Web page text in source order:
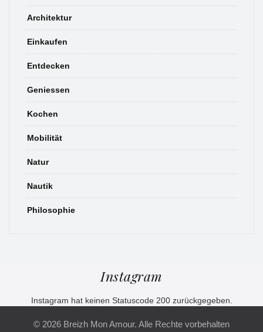
Architektur
Einkaufen
Entdecken
Geniessen
Kochen
Mobilität
Natur
Nautik
Philosophie
Instagram
Instagram hat keinen Statuscode 200 zurückgegeben.
© 2026 Breizh Mon Amour. Alle Rechte vorbehalten